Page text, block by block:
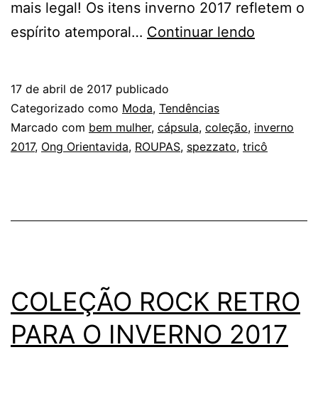
mais legal! Os itens inverno 2017 refletem o
espírito atemporal… Continuar lendo
INVERNO
2017
17 de abril de 2017 publicado
Categorizado como Moda, Tendências
Marcado com bem mulher, cápsula, coleção, inverno
2017, Ong Orientavida, ROUPAS, spezzato, tricô
COLEÇÃO ROCK RETRO
PARA O INVERNO 2017